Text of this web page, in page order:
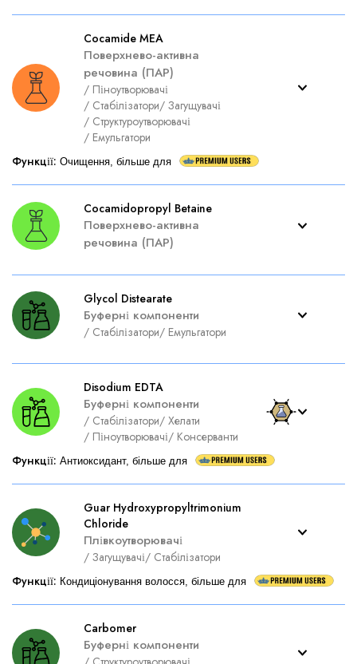
Cocamide MEA
Поверхнево-активна
речовина (ПАР)
/ Піноутворювачі
/ Стабілізатори/ Загущувачі
/ Структуроутворювачі
/ Емульгатори
Функції: Очищення, більше для
Cocamidopropyl Betaine
Поверхнево-активна
речовина (ПАР)
Glycol Distearate
Буферні компоненти
/ Стабілізатори/ Емульгатори
Disodium EDTA
Буферні компоненти
/ Стабілізатори/ Хелати
/ Піноутворювачі/ Консерванти
Функції: Антиоксидант, більше для
Guar Hydroxypropyltrimonium
Chloride
Плівкоутворювачі
/ Загущувачі/ Стабілізатори
Функції: Кондиціонування волосся, більше для
Carbomer
Буферні компоненти